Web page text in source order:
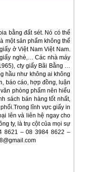
bằng đất sét. Nó có thể
một sản phẩm không thể
ở Việt Nam Việt Nam.
nghè,… Các nhà máy
cty giấy Bãi Bằng …
hầu như không ai không
báo cáo, hợp đồng, luận
phòng phẩm nên hiểu
sách bán hàng tốt nhất,
lĩnh vực giấy in
lên và liên hệ ngay cho
ty, là trụ cột của mọi sự
8621 – 08 3984 8622 –